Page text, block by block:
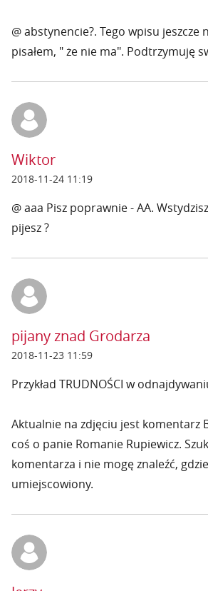
@ abstynencie?. Tego wpisu jeszcze
pisałem, " że nie ma". Podtrzymuję
Wiktor
2018-11-24 11:19
@ aaa Pisz poprawnie - AA.
pijesz ?
pijany znad Grodarza
2018-11-23 11:59
Przykład TRUDNOŚCI w
Aktualnie na zdjęciu jest komentarz
coś o panie Romanie Rupiewicz.
komentarza i nie mogę znaleźć,
umiejscowiony.